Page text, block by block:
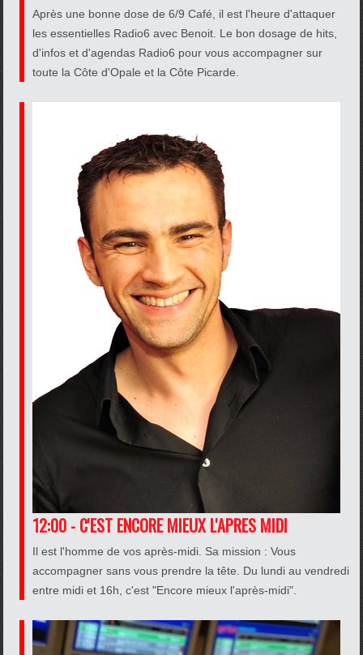
Après une bonne dose de 6/9 Café, il est l'heure d'attaquer
les essentielles Radio6 avec Benoit. Le bon dosage de hits,
d'infos et d'agendas Radio6 pour vous accompagner sur
toute la Côte d'Opale et la Côte Picarde.
12:00 - C'EST ENCORE MIEUX L'APRES MIDI
Il est l'homme de vos après-midi. Sa mission : Vous
accompagner sans vous prendre la tête. Du lundi au vendredi
entre midi et 16h, c'est "Encore mieux l'après-midi".